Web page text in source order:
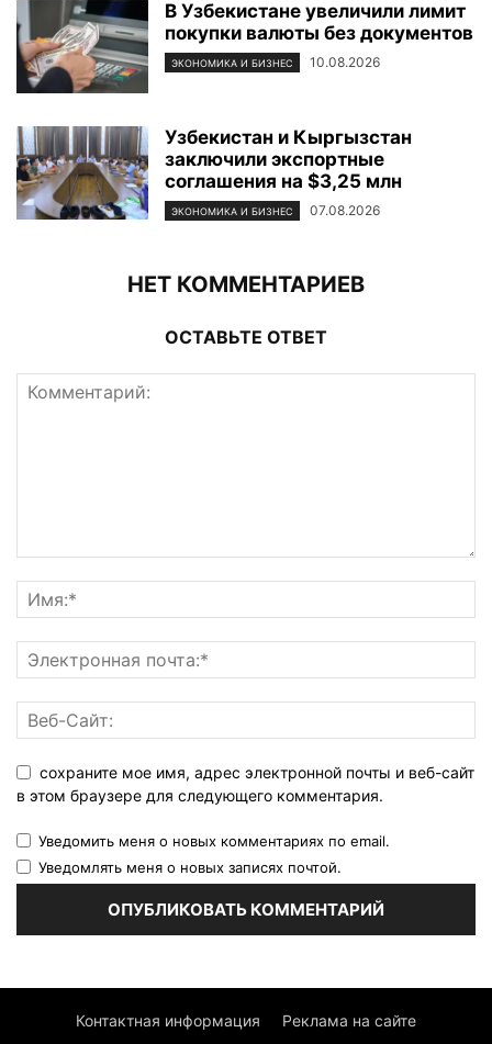
В Узбекистане увеличили лимит
покупки валюты без документов
ЭКОНОМИКА И БИЗНЕС 10.08.2026
Узбекистан и Кыргызстан
заключили экспортные
соглашения на $3,25 млн
ЭКОНОМИКА И БИЗНЕС 07.08.2026
НЕТ КОММЕНТАРИЕВ
ОСТАВЬТЕ ОТВЕТ
сохраните мое имя, адрес электронной почты и веб-сайт
в этом браузере для следующего комментария.
Уведомить меня о новых комментариях по email.
Уведомлять меня о новых записях почтой.
Контактная информация Реклама на сайте